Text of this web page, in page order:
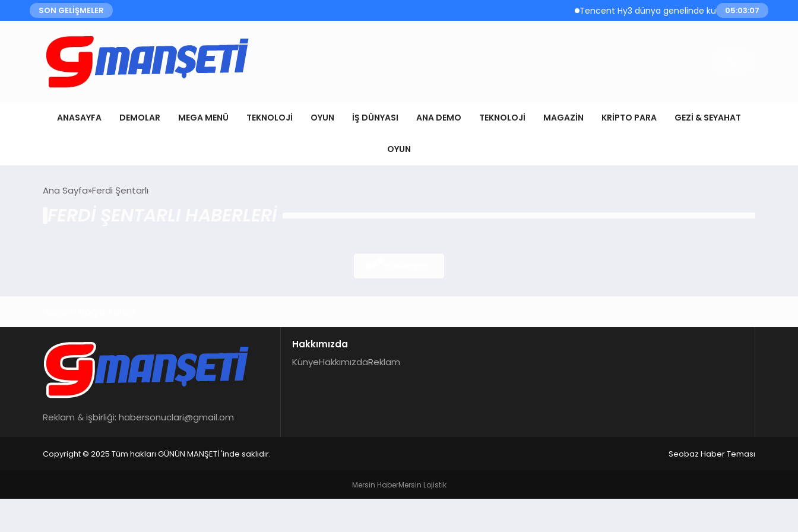
SON GELİŞMELER Tencent Hy3 dünya genelinde kullanıma sunuldu
05:03:07
ANASAYFA DEMOLAR MEGA MENÜ TEKNOLOJI OYUN İŞ DÜNYASI ANA DEMO TEKNOLOJI MAGAZIN KRIPTO PARA GEZI & SEYAHAT
OYUN
Ana Sayfa Ferdi Şentarlı
Reklam & işbirliği: habersonuclari@gmail.om
Hakkımızda
KünyeHakkımızdaReklam
Copyright © 2025 Tüm hakları GÜNÜN MANŞETİ 'inde saklıdır. Seobaz Haber Teması
Mersin HaberMersin Lojistik